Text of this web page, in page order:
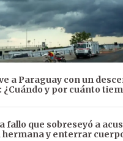
a Paraguay con un
¿Cuándo y por cuánto
fallo que sobreseyó a
hermana y enterrar